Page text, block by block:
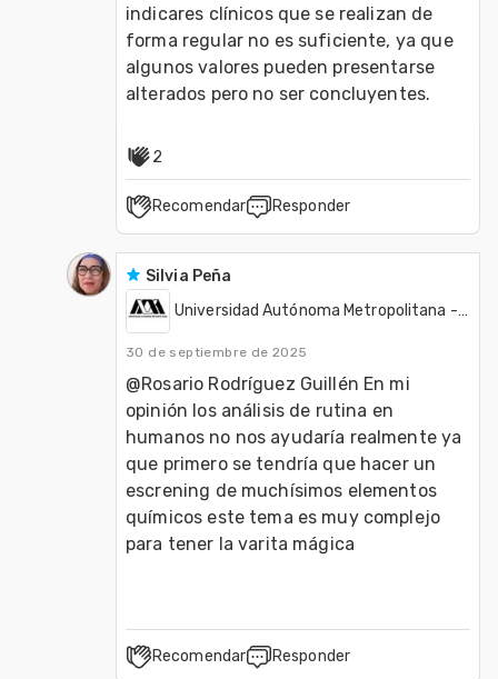
indicares clínicos que se realizan de
forma regular no es suficiente, ya que
algunos valores pueden presentarse
alterados pero no ser concluyentes.
2
Recomendar Responder
Silvia Peña
Universidad Autónoma Metropolitana - UAM (México)
30 de septiembre de 2025
@Rosario Rodríguez Guillén En mi
opinión los análisis de rutina en
humanos no nos ayudaría realmente ya
que primero se tendría que hacer un
escrening de muchísimos elementos
químicos este tema es muy complejo
para tener la varita mágica
Recomendar Responder